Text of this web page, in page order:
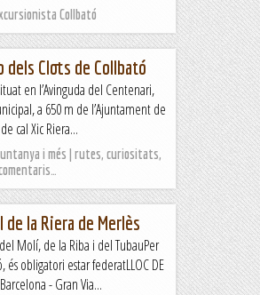
Collbató
dels Clots de Collbató
en l’Avinguda del Centenari,
a 650 m de l’Ajuntament de
cal Xic Riera...
i més | rutes, curiositats,
la Riera de Merlès
Molí, de la Riba i del TubauPer
és obligatori estar federatLLOC DE
- Gran Via...